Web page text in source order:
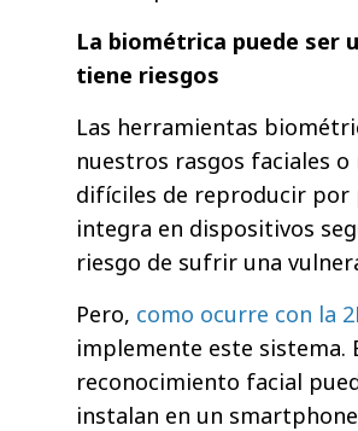
La biométrica puede ser
tiene riesgos
Las herramientas
nuestros rasgos faciales
difíciles de reproducir por
integra en dispositivos
riesgo de sufrir una
Pero, como ocurre con la
implemente este sistema.
reconocimiento facial
instalan en un